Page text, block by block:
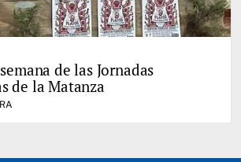
de las Jornadas
de la Matanza